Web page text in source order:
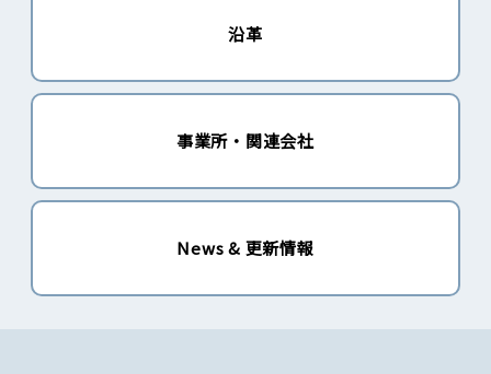
沿革
事業所・関連会社
News & 更新情報